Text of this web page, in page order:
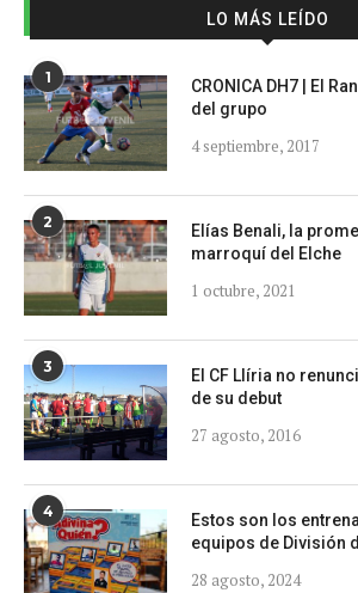
LO MÁS LEÍDO
1
CRONICA DH7 | El
del grupo
4 septiembre, 2017
2
Elías Benali, la
marroquí del Elche
1 octubre, 2021
3
El CF Llíria no
de su debut
27 agosto, 2016
4
Estos son los
equipos de División
28 agosto, 2024